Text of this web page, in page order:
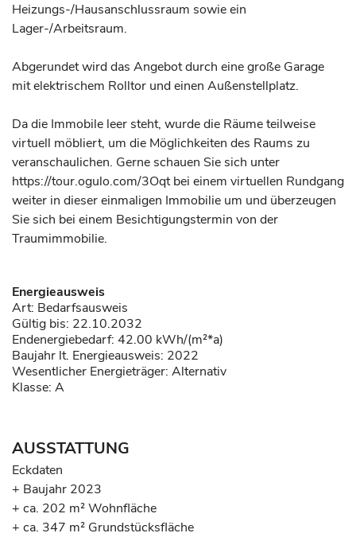
Heizungs-/Hausanschlussraum sowie ein
Lager-/Arbeitsraum.
Abgerundet wird das Angebot durch eine große Garage
mit elektrischem Rolltor und einen Außenstellplatz.
Da die Immobile leer steht, wurde die Räume teilweise
virtuell möbliert, um die Möglichkeiten des Raums zu
veranschaulichen. Gerne schauen Sie sich unter
https://tour.ogulo.com/3Oqt bei einem virtuellen Rundgang
weiter in dieser einmaligen Immobilie um und überzeugen
Sie sich bei einem Besichtigungstermin von der
Traumimmobilie.
Energieausweis
Art: Bedarfsausweis
Gültig bis: 22.10.2032
Endenergiebedarf: 42.00 kWh/(m²*a)
Baujahr lt. Energieausweis: 2022
Wesentlicher Energieträger: Alternativ
Klasse: A
AUSSTATTUNG
Eckdaten
+ Baujahr 2023
+ ca. 202 m² Wohnfläche
+ ca. 347 m² Grundstücksfläche